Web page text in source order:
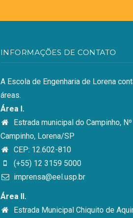
INFORMAÇÕES DE CONTATO
A Escola de Engenharia de Lorena
áreas.
Área I.
Estrada municipal do Campinho,
Campinho, Lorena/SP
CEP: 12.602-810
(+55) 12 3159 5000
imprensa@eel.usp.br
Área II.
Estrada Municipal Chiquito de